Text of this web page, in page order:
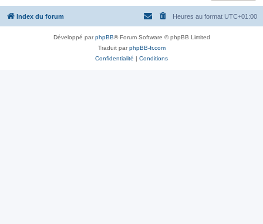
Index du forum Heures au format UTC+01:00
Développé parphpBB® Forum Software © phpBB Limited
Traduit parphpBB-fr.com
Confidentialité | Conditions